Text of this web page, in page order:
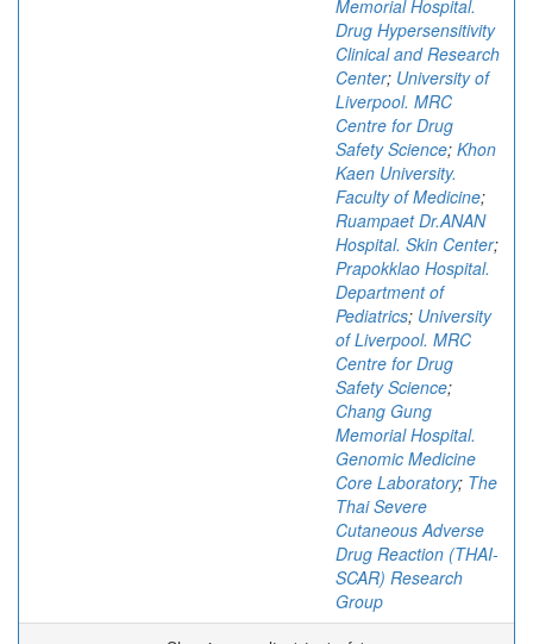
Memorial Hospital.
Drug Hypersensitivity
Clinical and Research
Center; University of
Liverpool. MRC
Centre for Drug
Safety Science; Khon
Kaen University.
Faculty of Medicine;
Ruampaet Dr.ANAN
Hospital. Skin Center;
Prapokklao Hospital.
Department of
Pediatrics; University
of Liverpool. MRC
Centre for Drug
Safety Science;
Chang Gung
Memorial Hospital.
Genomic Medicine
Core Laboratory; The
Thai Severe
Cutaneous Adverse
Drug Reaction (THAI-
SCAR) Research
Group